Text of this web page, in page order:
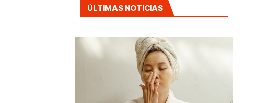
ÚLTIMAS NOTICIAS